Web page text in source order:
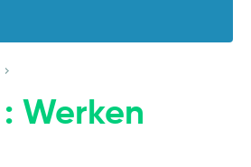
: Werken